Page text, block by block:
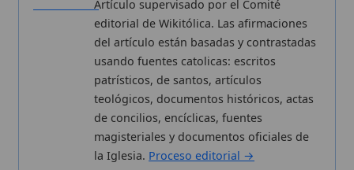
Wikitólica © 2026. Enciclopedia del patrimonio doctrinal,
histórico y litúrgico de la Iglesia Católica. Parte de la red formativa
analíticas anónimas. LicenciaCC BY-SA(texto). Editado en
Valencia, España.ISSN: 3101-7339 . Bajo el patrocinio de San
Sobre nosotros
Proceso editorial
Publicación seriada
Datos abiertos
Estadísticas
Aviso legal
Política de privacidad
Categorias
Más visitados
Nuevas entradas
Cambios recientes
Aplicaciones
Kit de Prensa
Widgets para tu web